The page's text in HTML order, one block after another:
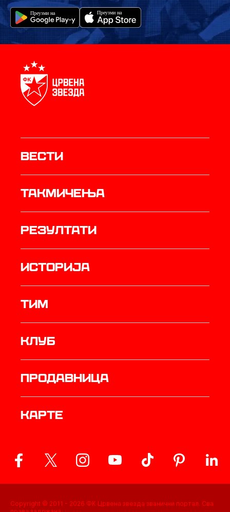
Вести
Такмичења
резултати
историја
ТИМ
Клуб
продавница
Карте
Copyright © 2011 - 2026 ФК Црвена звезда званични портал. Сва